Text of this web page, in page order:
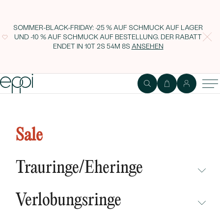
SOMMER-BLACK-FRIDAY: -25 % AUF SCHMUCK AUF LAGER
UND -10 % AUF SCHMUCK AUF BESTELLUNG. DER RABATT
ENDET IN 10T 2S 54M 7S ANSEHEN
Sale
Trauringe/Eheringe
NEUHEITEN
Verlobungsringe
Zirkonia Clio